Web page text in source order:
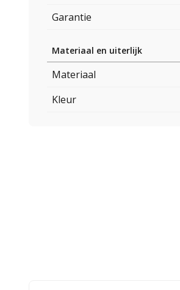
Garantie
Materiaal en uiterlijk
Materiaal
Kleur